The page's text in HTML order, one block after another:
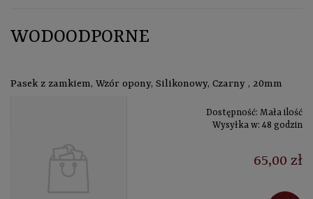
WODOODPORNE
Pasek z zamkiem, Wzór opony, Silikonowy, Czarny , 20mm
Dostępność: Mała ilość
Wysyłka w: 48 godzin
65,00 zł